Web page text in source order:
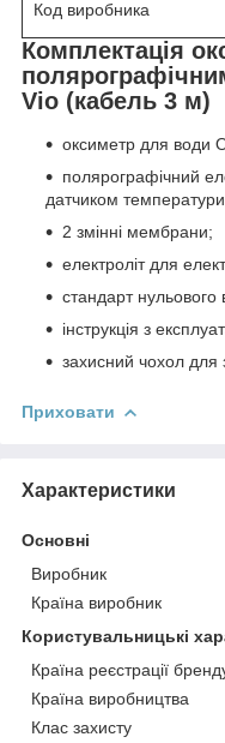
Код виробника
Комплектація
Vio (кабель 3 м)
оксиметр для води
полярографічний
датчиком
2 змінні мембрани;
електроліт для
стандарт нульового
інструкція з
захисний чохол для
Приховати
Характеристики
Основні
Виробник
Країна виробник
Користувальницькі
Країна реєстрації
Країна виробництва
Клас захисту